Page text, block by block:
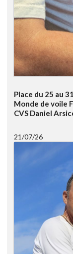
Place du 25 au
Monde de voile
CVS Daniel
21/07/26